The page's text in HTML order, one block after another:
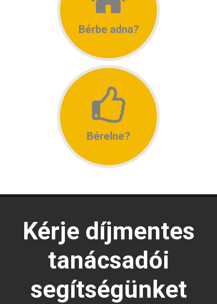
Bérbe adna?
Bérelne?
Kérje díjmentes
tanácsadói
segítségünket